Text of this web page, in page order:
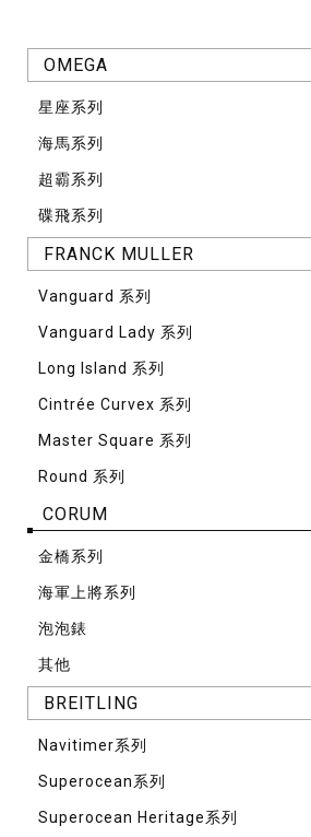
OMEGA
星座系列
海馬系列
超霸系列
碟飛系列
FRANCK MULLER
Vanguard 系列
Vanguard Lady 系列
Long Island 系列
Cintrée Curvex 系列
Master Square 系列
Round 系列
CORUM
⾦橋系列
海軍上將系列
泡泡錶
其他
BREITLING
Navitimer系列
Superocean系列
Superocean Heritage系列